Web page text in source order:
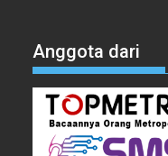
Anggota dari